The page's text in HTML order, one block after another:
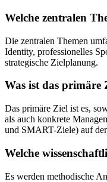
Welche zentralen
Die zentralen Themen
Identity, professionelles
strategische Zielplanung.
Was ist das primäre
Das primäre Ziel ist es,
als auch konkrete
und SMART-Ziele) auf
Welche
Es werden methodische